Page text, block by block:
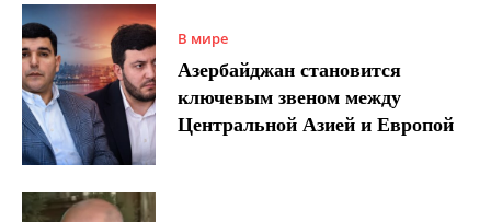
В мире
Азербайджан становится
ключевым звеном между
Центральной Азией и Европой